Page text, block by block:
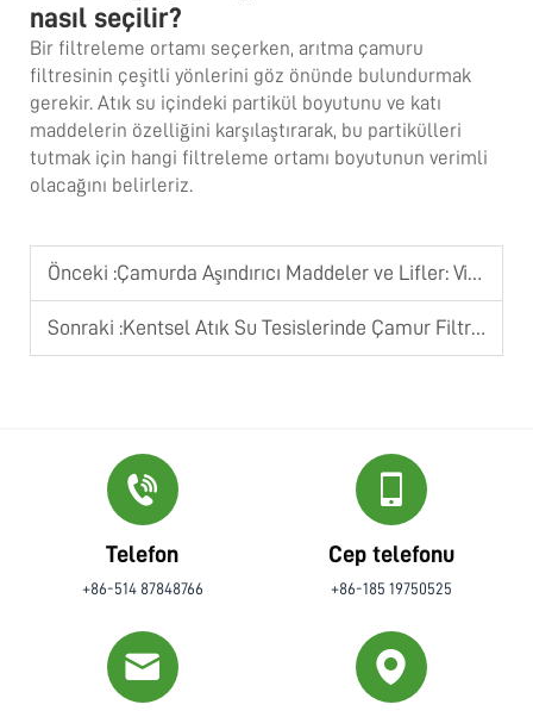
nasıl seçilir?
Bir filtreleme ortamı seçerken, arıtma çamuru
filtresinin çeşitli yönlerini göz önünde bulundurmak
gerekir. Atık su içindeki partikül boyutunu ve katı
maddelerin özelliğini karşılaştırarak, bu partikülleri
tutmak için hangi filtreleme ortamı boyutunun verimli
olacağını belirleriz.
Önceki :Çamurda Aşındırıcı Maddeler ve Lifler: Videli Presler Zorlu Katı Maddeleri Nasıl İşler
Sonraki :Kentsel Atık Su Tesislerinde Çamur Filtre Preslerinin Rolü
Telefon
+86-514 87848766
Cep telefonu
+86-185 19750525